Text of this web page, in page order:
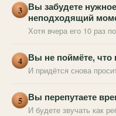
3 Вы забудете
неподходящий
Хотя вчера его 10 раз
4 Вы не поймёте, что
И придётся снова
5 Вы перепутаете
И будете звучать как